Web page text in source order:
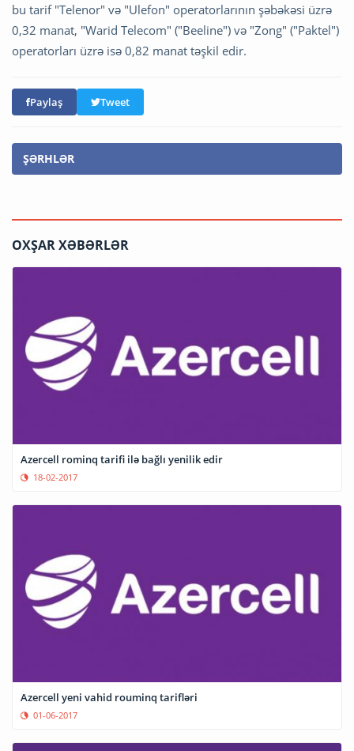
bu tarif "Telenor" və "Ulefon" operatorlarının şəbəkəsi üzrə
0,32 manat, "Warid Telecom" ("Beeline") və "Zong" ("Paktel")
operatorları üzrə isə 0,82 manat təşkil edir.
Paylaş Tweet
ŞƏRHLƏR
OXŞAR XƏBƏRLƏR
Azercell rominq tarifi ilə bağlı yenilik edir
18-02-2017
Azercell yeni vahid rouminq tarifləri
01-06-2017